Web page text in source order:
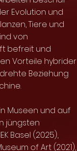
Evolution und
Tiere und
von
befreit und
Vorteile hybrider
Beziehung
Museen und auf
jüngsten
Basel (2025),
of Art (2021),